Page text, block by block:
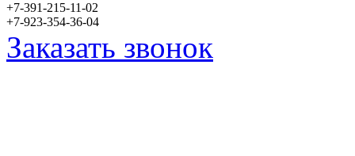
+7-391-215-11-02
+7-923-354-36-04
Заказать звонок